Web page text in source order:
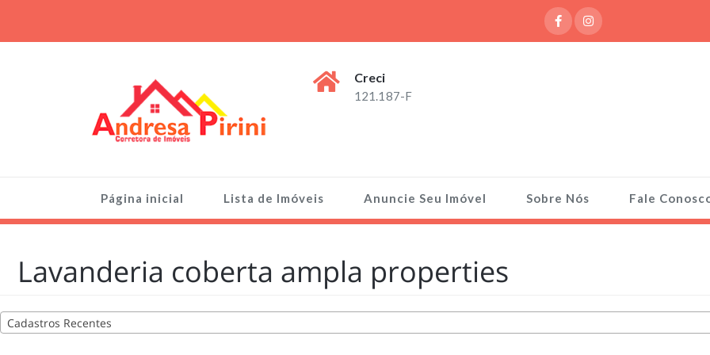
content
Creci
121.187-F
Página inicial Lista de Imóveis Anuncie Seu Imóvel Sobre Nós Fale
Lavanderia coberta ampla properties
Cadastros Recentes